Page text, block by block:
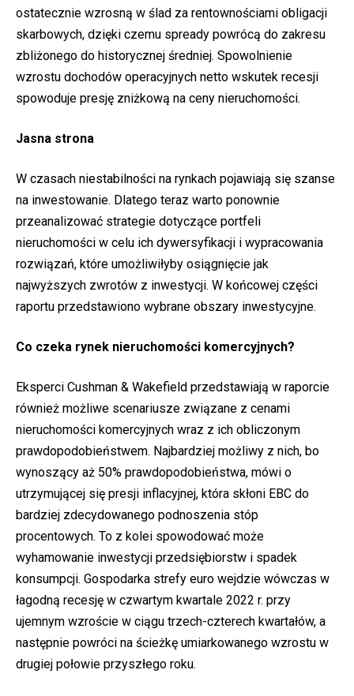
ostatecznie wzrosną w ślad za rentownościami obligacji
skarbowych, dzięki czemu spready powrócą do zakresu
zbliżonego do historycznej średniej. Spowolnienie
wzrostu dochodów operacyjnych netto wskutek recesji
spowoduje presję zniżkową na ceny nieruchomości.
Jasna strona
W czasach niestabilności na rynkach pojawiają się szanse
na inwestowanie. Dlatego teraz warto ponownie
przeanalizować strategie dotyczące portfeli
nieruchomości w celu ich dywersyfikacji i wypracowania
rozwiązań, które umożliwiłyby osiągnięcie jak
najwyższych zwrotów z inwestycji. W końcowej części
raportu przedstawiono wybrane obszary inwestycyjne.
Co czeka rynek nieruchomości komercyjnych?
Eksperci Cushman & Wakefield przedstawiają w raporcie
również możliwe scenariusze związane z cenami
nieruchomości komercyjnych wraz z ich obliczonym
prawdopodobieństwem. Najbardziej możliwy z nich, bo
wynoszący aż 50% prawdopodobieństwa, mówi o
utrzymującej się presji inflacyjnej, która skłoni EBC do
bardziej zdecydowanego podnoszenia stóp
procentowych. To z kolei spowodować może
wyhamowanie inwestycji przedsiębiorstw i spadek
konsumpcji. Gospodarka strefy euro wejdzie wówczas w
łagodną recesję w czwartym kwartale 2022 r. przy
ujemnym wzroście w ciągu trzech-czterech kwartałów, a
następnie powróci na ścieżkę umiarkowanego wzrostu w
drugiej połowie przyszłego roku.